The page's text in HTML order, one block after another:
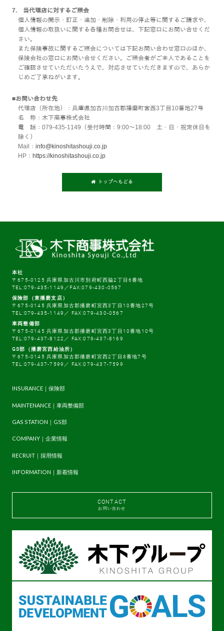
7. 当代理店に対するご照会
個人情報の開示・訂正・追加・削除・利用の停止等に関するご請求や、
個人情報の取扱いに関する各種お問合せは、下記窓口にお問い合せくだ
さい。
また保険事故に関するご照会については下記お問い合わせ窓口のほか、
保険会社の窓口にお問い合せください。ご照会者がご本人であることを
ご確認させていただいたうえで、対応させていただきますので、あらか
じめご了承ねがいます。
■お問い合わせ先
代理店（所在地）：兵庫県加古川加古郡播磨町宮西3丁目10番地27号
名 称：木下商事株式会社
電 話：079-435-1149（受付時間：9:00～18:00 土・日・祝定休日を
除く）
Mail： info@kinoshitashouji.co.jp
HP： https://kinoshitashouji.co.jp
トップへもどる
本社
〒675-0125 兵庫県加古川市別府町西脇2丁目6番地
TEL:079-435-1149／FAX:079-430-0567
保険部（東播磨支店）
〒675-0145 兵庫県加古郡播磨町宮西3丁目10番地27号
TEL:079-435-1149／ FAX:079-430-0567
車両整備部
〒675-0145 兵庫県加古郡播磨町宮西3丁目10番地10号
TEL:079-437-8122／ FAX:079-437-8169
GS部（播磨宮西給油所）
〒675-0145 兵庫県加古郡播磨町宮西2丁目8番地7号
TEL:079-437-7599／ FAX:079-437-7599
INSURANCE｜保険部
MAINTENANCE｜車両整備部
GAS STATION｜GS部
COMPANY｜企業情報
RECRUIT｜採用情報
INFORMATION｜新着情報
CONTACT
お問い合わせ